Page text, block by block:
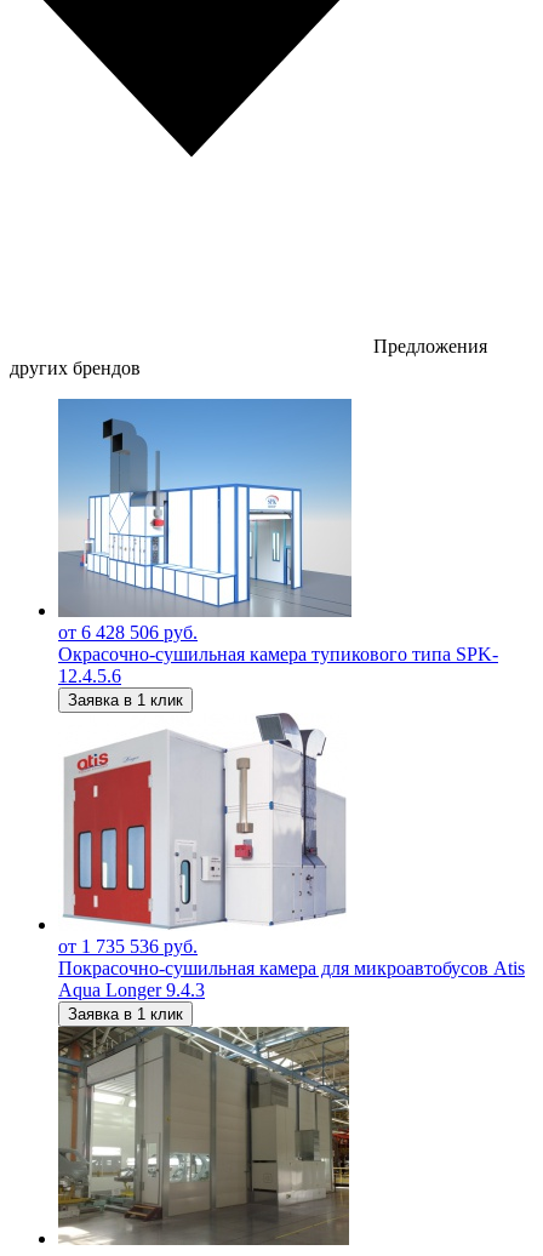
Предложения
других брендов
от 6 428 506 руб.
Окрасочно-сушильная камера тупикового типа SPK-
12.4.5.6
Заявка в 1 клик
от 1 735 536 руб.
Покрасочно-сушильная камера для микроавтобусов Atis
Aqua Longer 9.4.3
Заявка в 1 клик